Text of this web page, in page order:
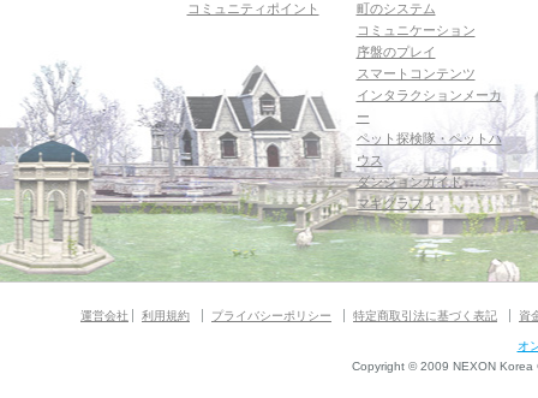
コミュニティポイント
町のシステム
コミュニケーション
序盤のプレイ
スマートコンテンツ
インタラクションメーカ
ー
ペット探検隊・ペットハ
ウス
ダンジョンガイド
マギグラフィ
運営会社 利用規約 プライバシーポリシー 特定商取引法に基づく表記 資
オ
Copyright © 2009 NEXON Korea